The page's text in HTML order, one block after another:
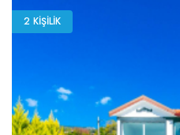
2 KIŞILIK